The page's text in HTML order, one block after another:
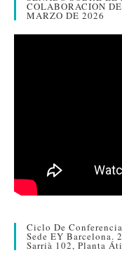
COLABORACION
MARZO DE 2026
Ciclo De
Sede EY Barcelona.
Sarrià 102, Planta